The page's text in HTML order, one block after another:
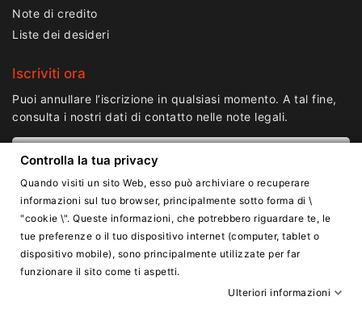
Note di credito
Liste dei desideri
Iscriviti ora
Puoi annullare l’iscrizione in qualsiasi momento. A tal fine,
consulta i nostri dati di contatto nelle note legali.
Controlla la tua privacy
Quando visiti un sito Web, esso può archiviare o recuperare
informazioni sul tuo browser, principalmente sotto forma di \
"cookie \". Queste informazioni, che potrebbero riguardare te, le
tue preferenze o il tuo dispositivo internet (computer, tablet o
dispositivo mobile), sono principalmente utilizzate per far
funzionare il sito come ti aspetti.
Ulteriori informazioni